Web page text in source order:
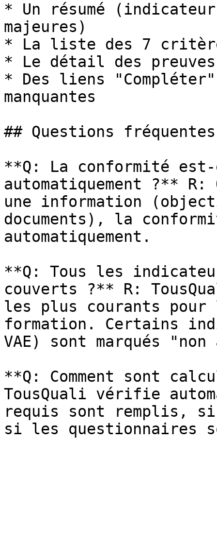
* Un résumé
majeures)
* La liste des 7
* Le détail des
* Des liens
manquantes
## Questions fréquentes
**Q: La conformité
automatiquement ?**
une information
documents), la
automatiquement.
**Q: Tous les
couverts ?** R:
les plus courants pour
formation. Certains
VAE) sont marqués
**Q: Comment sont
TousQuali vérifie
requis sont remplis,